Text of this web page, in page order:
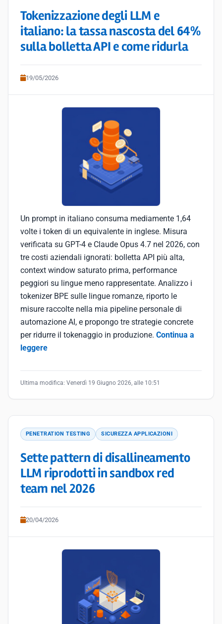
Tokenizzazione degli LLM e
italiano: la tassa nascosta del 64%
sulla bolletta API e come ridurla
19/05/2026
Un prompt in italiano consuma mediamente 1,64
volte i token di un equivalente in inglese. Misura
verificata su GPT-4 e Claude Opus 4.7 nel 2026, con
tre costi aziendali ignorati: bolletta API più alta,
context window saturato prima, performance
peggiori su lingue meno rappresentate. Analizzo i
tokenizer BPE sulle lingue romanze, riporto le
misure raccolte nella mia pipeline personale di
automazione AI, e propongo tre strategie concrete
per ridurre il tokenaggio in produzione. Continua a
leggere
Ultima modifica: Venerdì 19 Giugno 2026, alle 10:51
PENETRATION TESTING SICUREZZA APPLICAZIONI
Sette pattern di disallineamento
LLM riprodotti in sandbox red
team nel 2026
20/04/2026